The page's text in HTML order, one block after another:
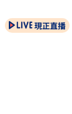
現正直播